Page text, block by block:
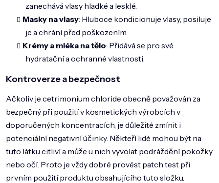
zanechává vlasy hladké a lesklé.
Masky na vlasy: Hluboce kondicionuje vlasy, posiluje
je a chrání před poškozením.
Krémy a mléka na tělo: Přidává se pro své
hydratační a ochranné vlastnosti.
Kontroverze a bezpečnost
Ačkoliv je cetrimonium chloride obecně považován za
bezpečný při použití v kosmetických výrobcích v
doporučených koncentracích, je důležité zmínit i
potenciální negativní účinky. Někteří lidé mohou být na
tuto látku citliví a může u nich vyvolat podráždění pokožky
nebo očí. Proto je vždy dobré provést patch test při
prvním použití produktu obsahujícího tuto složku.